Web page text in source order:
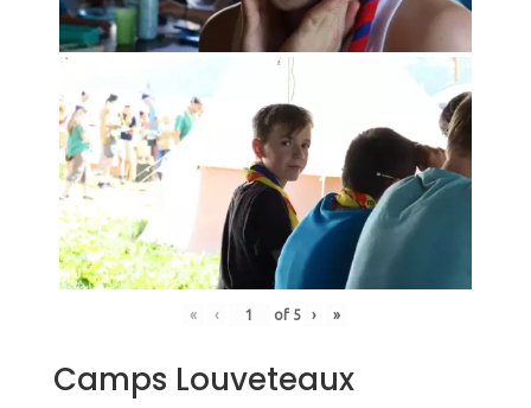
« ‹ of 5 › »
Camps Louveteaux